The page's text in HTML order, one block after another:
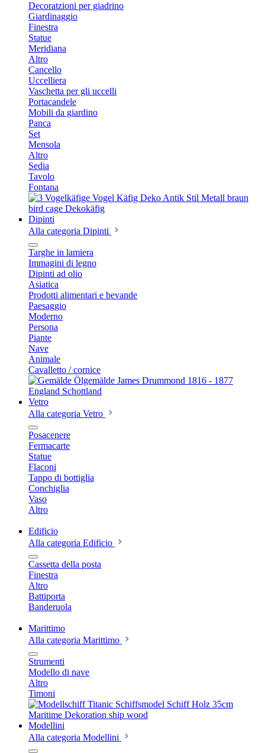
Decoratzioni per giadrino
Giardinaggio
Finestra
Statue
Meridiana
Altro
Cancello
Uccelliera
Vaschetta per gli uccelli
Portacandele
Mobili da giardino
Panca
Set
Mensola
Altro
Sedia
Tavolo
Fontana
Dipinti
Alla categoria Dipinti
Targhe in lamiera
Immagini di legno
Dipinti ad olio
Asiatica
Prodotti alimentari e bevande
Paesaggio
Moderno
Persona
Piante
Nave
Animale
Cavalletto / cornice
Vetro
Alla categoria Vetro
Posacenere
Fermacarte
Statue
Flaconi
Tappo di bottiglia
Conchiglia
Vaso
Altro
Edificio
Alla categoria Edificio
Cassetta della posta
Finestra
Altro
Battiporta
Banderuola
Marittimo
Alla categoria Marittimo
Strumenti
Modello di nave
Altro
Timoni
Modellini
Alla categoria Modellini